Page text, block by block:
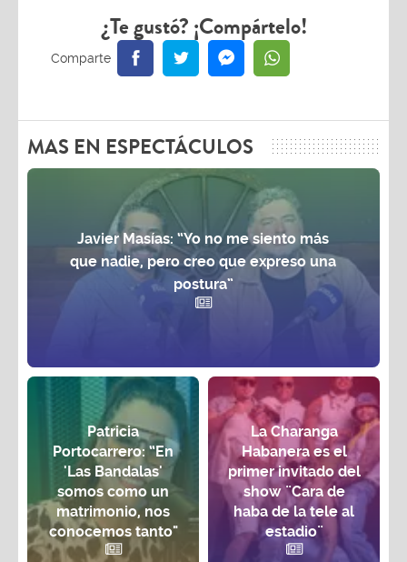
¿Te gustó? ¡Compártelo!
MAS EN ESPECTÁCULOS
Javier Masías: “Yo no me siento más
que nadie, pero creo que expreso una
postura”
Patricia
Portocarrero: “En
'Las Bandalas'
somos como un
matrimonio, nos
conocemos tanto"
La Charanga
Habanera es el
primer invitado del
show ¨Cara de
haba de la tele al
estadio¨